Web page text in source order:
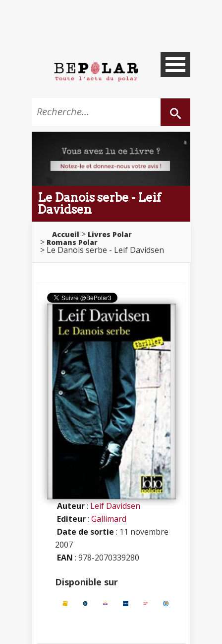
Le Danois serbe - Leif
Davidsen
Accueil
Livres Polar
Romans Polar
Le Danois serbe - Leif Davidsen
Auteur:Leif Davidsen
Editeur: Gallimard
Date de sortie : 11 novembre
2007
EAN : 978-2070339280
Disponible sur